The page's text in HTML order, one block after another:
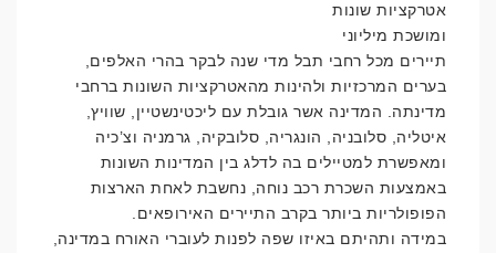
אטרקציות שונות
ומושכת מיליוני
תיירים מכל רחבי תבל מדי שנה לבקר בהרי האלפים,
בערים המרכזיות ולהינות מהאטרקציות השונות ברחבי
מדינתה. המדינה אשר גובלת עם ליכטינשטיין, שוויץ,
איטליה, סלובניה, הונגריה, סלובקיה, גרמניה וצ’כיה
ומאפשרת למטיילים בה לדלג בין המדינות השונות
באמצעות השכרת רכב נוחה, נחשבת לאחת הארצות
הפופולריות ביותר בקרב התיירים האירופאים.
במידה ותהיתם באיזו שפה לפנות לעוברי האורח במדינה,